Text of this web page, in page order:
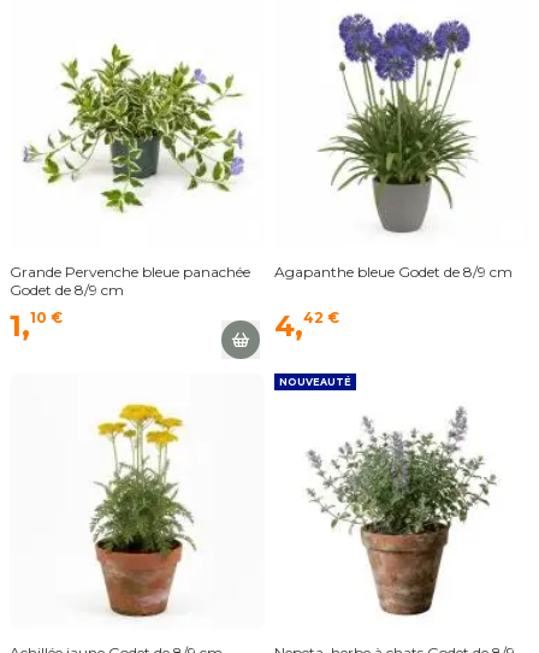
Grande Pervenche bleue panachée
Godet de 8/9 cm
1,10 €
Agapanthe bleue Godet de 8/9 cm
4,42 €
NOUVEAUTÉ